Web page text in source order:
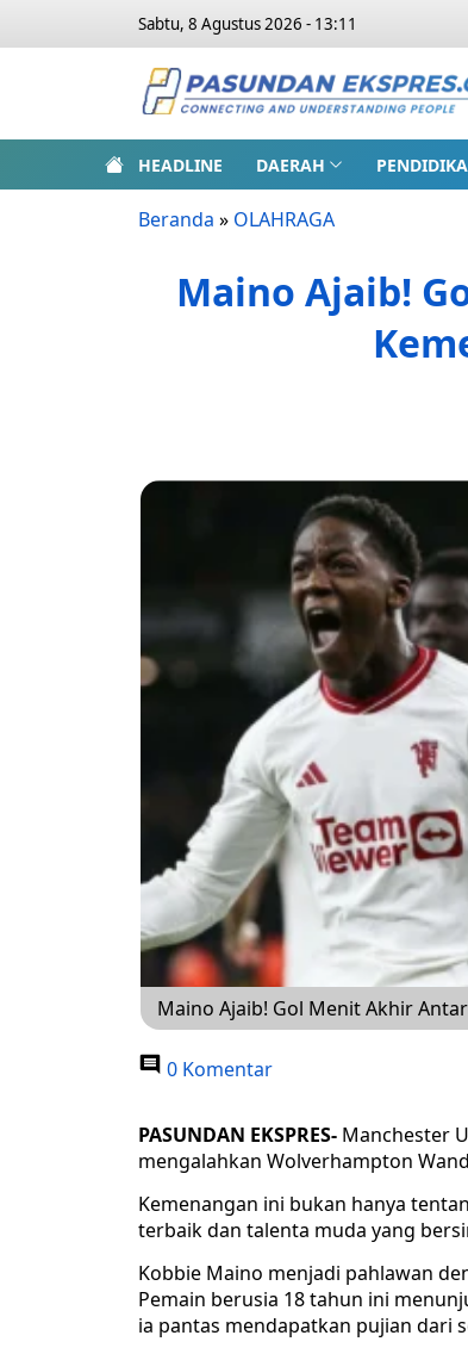
Sabtu, 8 Agustus 2026 - 13:11
HEADLINE DAERAH
Beranda » OLAHRAGA
Maino Ajaib!
Maino Ajaib! Gol Menit Akhir
0 Komentar
PASUNDAN EKSPRES- Manchester
mengalahkan Wolverhampton
Kemenangan ini bukan hanya
terbaik dan talenta muda yang
Kobbie Maino menjadi pahlawan
Pemain berusia 18 tahun ini
ia pantas mendapatkan pujian dari